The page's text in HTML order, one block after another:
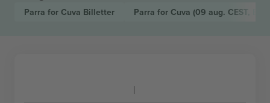
Parra for Cuva Billetter Parra for Cuva (09 aug. CEST,